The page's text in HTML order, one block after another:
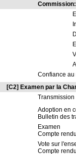
Confiance
[C2] Examen par la
Transmission
Adoption en
Bulletin des
Examen
Compte
Vote sur
Compte